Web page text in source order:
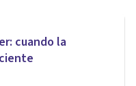
cuando la